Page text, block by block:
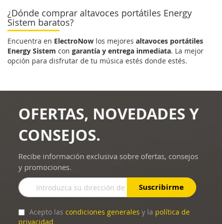
¿Dónde comprar altavoces portátiles Energy
Sistem baratos?
Encuentra en ElectroNow los mejores altavoces portátiles
Energy Sistem con garantía y entrega inmediata. La mejor
opción para disfrutar de tu música estés donde estés.
OFERTAS, NOVEDADES Y
CONSEJOS.
Recibe información exclusiva sobre ofertas, consejos
y promociones.
Inscríbase
a
boletín
de
Suscribirme
Acepto lascondiciones generales y la política de
privacidad